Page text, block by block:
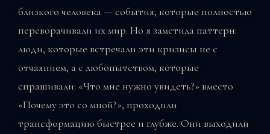
близкого человека — события, которые полностью
переворачивали их мир. Но я заметила паттерн:
люди, которые встречали эти кризисы не с
отчаянием, а с любопытством, которые
спрашивали: «Что мне нужно увидеть?» вместо
«Почему это со мной?», проходили
трансформацию быстрее и глубже. Они выходили